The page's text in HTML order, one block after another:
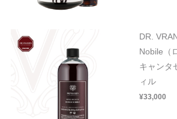
DR.
Nobile（
キャンタ
ィル
¥33,000